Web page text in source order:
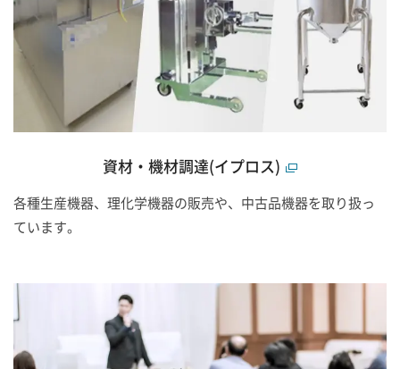
資材・機材調達(イプロス)
各種生産機器、理化学機器の販売や、中古品機器を取り扱っ
ています。